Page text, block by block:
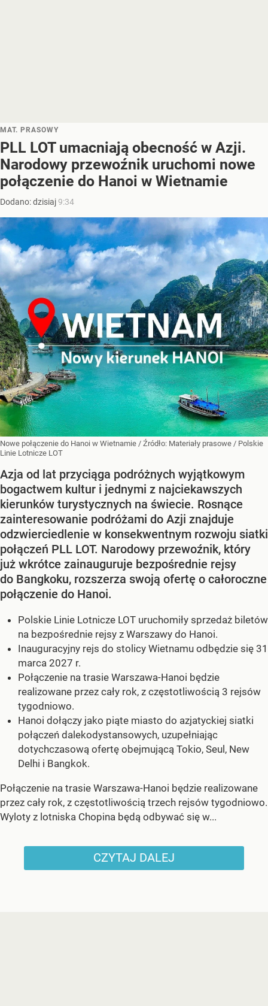
MAT. PRASOWY
PLL LOT umacniają obecność w Azji.
Narodowy przewoźnik uruchomi nowe
połączenie do Hanoi w Wietnamie
Dodano:dzisiaj9:34
Nowe połączenie do Hanoi w Wietnamie / Źródło: Materiały prasowe / Polskie
Linie Lotnicze LOT
Azja od lat przyciąga podróżnych wyjątkowym
bogactwem kultur i jednymi z najciekawszych
kierunków turystycznych na świecie. Rosnące
zainteresowanie podróżami do Azji znajduje
odzwierciedlenie w konsekwentnym rozwoju siatki
połączeń PLL LOT. Narodowy przewoźnik, który
już wkrótce zainauguruje bezpośrednie rejsy
do Bangkoku, rozszerza swoją ofertę o całoroczne
połączenie do Hanoi.
Polskie Linie Lotnicze LOT uruchomiły sprzedaż biletów
na bezpośrednie rejsy z Warszawy do Hanoi.
Inauguracyjny rejs do stolicy Wietnamu odbędzie się 31
marca 2027 r.
Połączenie na trasie Warszawa-Hanoi będzie
realizowane przez cały rok, z częstotliwością 3 rejsów
tygodniowo.
Hanoi dołączy jako piąte miasto do azjatyckiej siatki
połączeń dalekodystansowych, uzupełniając
dotychczasową ofertę obejmującą Tokio, Seul, New
Delhi i Bangkok.
Połączenie na trasie Warszawa-Hanoi będzie realizowane
przez cały rok, z częstotliwością trzech rejsów tygodniowo.
Wyloty z lotniska Chopina będą odbywać się w...
CZYTAJ DALEJ